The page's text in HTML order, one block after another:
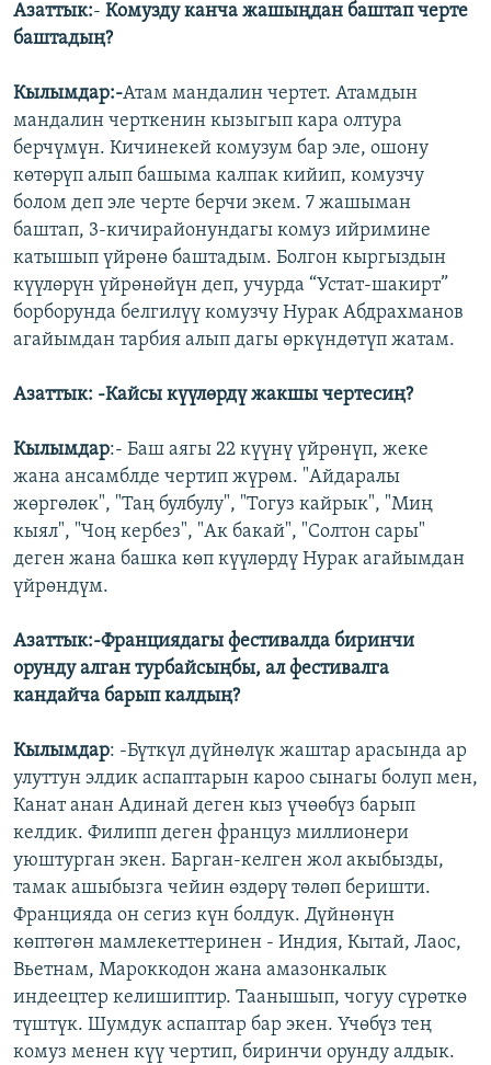
Азаттык:- Комузду канча жашыңдан баштап черте
баштадың?
Кылымдар:-Атам мандалин чертет. Атамдын
мандалин черткенин кызыгып кара олтура
берчүмүн. Кичинекей комузум бар эле, ошону
көтөрүп алып башыма калпак кийип, комузчу
болом деп эле черте берчи экем. 7 жашыман
баштап, 3-кичирайонундагы комуз ийримине
катышып үйрөнө баштадым. Болгон кыргыздын
күүлөрүн үйрөнөйүн деп, учурда “Устат-шакирт”
борборунда белгилүү комузчу Нурак Абдрахманов
агайымдан тарбия алып дагы өркүндөтүп жатам.
Азаттык: -Кайсы күүлөрдү жакшы чертесиң?
Кылымдар:- Баш аягы 22 күүнү үйрөнүп, жеке
жана ансамблде чертип жүрөм. "Айдаралы
жөргөлөк", "Таң булбулу", "Тогуз кайрык", "Миң
кыял", "Чоң кербез", "Ак бакай", "Солтон сары"
деген жана башка көп күүлөрдү Нурак агайымдан
үйрөндүм.
Азаттык:-Франциядагы фестивалда биринчи
орунду алган турбайсыңбы, ал фестивалга
кандайча барып калдың?
Кылымдар: -Бүткүл дүйнөлүк жаштар арасында ар
улуттун элдик аспаптарын кароо сынагы болуп мен,
Канат анан Адинай деген кыз үчөөбүз барып
келдик. Филипп деген француз миллионери
уюштурган экен. Барган-келген жол акыбызды,
тамак ашыбызга чейин өздөрү төлөп беришти.
Францияда он сегиз күн болдук. Дүйнөнүн
көптөгөн мамлекеттеринен - Индия, Кытай, Лаос,
Вьетнам, Мароккодон жана амазонкалык
индеецтер келишиптир. Таанышып, чогуу сүрөткө
түштүк. Шумдук аспаптар бар экен. Үчөбүз тең
комуз менен күү чертип, биринчи орунду алдык.